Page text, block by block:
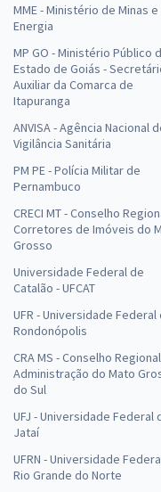
MME - Ministério de Minas e
Energia
MP GO - Ministério Público
Estado de Goiás -
Auxiliar da Comarca de
Itapuranga
ANVISA - Agência Nacional
Vigilância Sanitária
PM PE - Polícia Militar de
Pernambuco
CRECI MT - Conselho
Corretores de Imóveis do
Grosso
Universidade Federal de
Catalão - UFCAT
UFR - Universidade Federal
Rondonópolis
CRA MS - Conselho
Administração do Mato
do Sul
UFJ - Universidade Federal
Jataí
UFRN - Universidade
Rio Grande do Norte